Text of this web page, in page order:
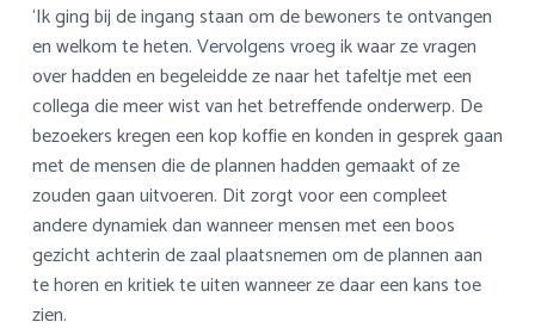
‘Ik ging bij de ingang staan om de bewoners te ontvangen
en welkom te heten. Vervolgens vroeg ik waar ze vragen
over hadden en begeleidde ze naar het tafeltje met een
collega die meer wist van het betreffende onderwerp. De
bezoekers kregen een kop koffie en konden in gesprek gaan
met de mensen die de plannen hadden gemaakt of ze
zouden gaan uitvoeren. Dit zorgt voor een compleet
andere dynamiek dan wanneer mensen met een boos
gezicht achterin de zaal plaatsnemen om de plannen aan
te horen en kritiek te uiten wanneer ze daar een kans toe
zien.